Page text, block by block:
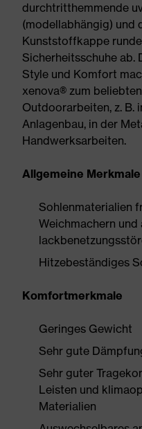
durchtritthemmende
(modellabhängig) und
Kunststoffkappe
Sicherheitsschuhe ab.
Style und Komfort
xenova® zum
Outdoorarbeiten, z. B.
Anlagenbau, in der
Handwerksarbeiten.
Allgemeine Merkmale
Sohlenmaterialien
Weichmachern und
Hitzebeständiges
Komfortmerkmale
Geringes Gewicht
Sehr gute
Sehr guter
Leisten und
Materialien